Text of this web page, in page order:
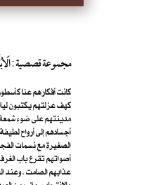
مجموعة قصصية :
كانت أفكارهم عنا
كهف عزلتهم يكتبون
مدينتهم على ضوء
أجسادهم إلى أرواح
الصغيرة مع نسمات
أصواتهم تقرع باب
عذابهم الصامت ، وعند